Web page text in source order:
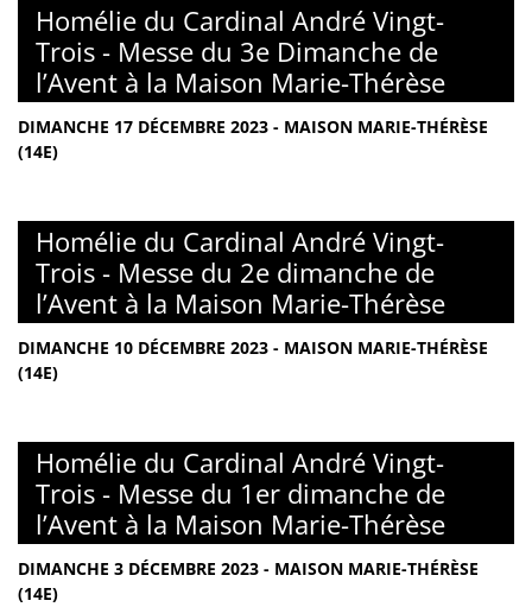
Homélie du Cardinal André Vingt-
Trois - Messe du 3e Dimanche de
l’Avent à la Maison Marie-Thérèse
DIMANCHE 17 DÉCEMBRE 2023 - MAISON MARIE-THÉRÈSE
(14E)
Homélie du Cardinal André Vingt-
Trois - Messe du 2e dimanche de
l’Avent à la Maison Marie-Thérèse
DIMANCHE 10 DÉCEMBRE 2023 - MAISON MARIE-THÉRÈSE
(14E)
Homélie du Cardinal André Vingt-
Trois - Messe du 1er dimanche de
l’Avent à la Maison Marie-Thérèse
DIMANCHE 3 DÉCEMBRE 2023 - MAISON MARIE-THÉRÈSE
(14E)